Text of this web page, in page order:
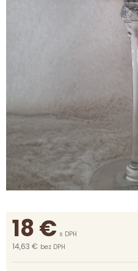
18€ s DPH
14,63 € bez DPH